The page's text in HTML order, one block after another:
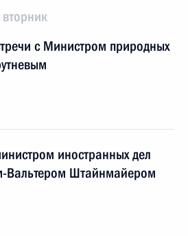
с Министром природных
иностранных дел
Вальтером Штайнмайером